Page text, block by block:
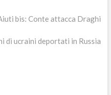
bis: Conte attacca Draghi
di ucraini deportati in Russia